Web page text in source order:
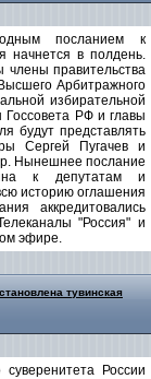
посланием к
начнется в полдень.
правительства
Арбитражного
избирательной
РФ и главы
будут представлять
Сергей Пугачев и
Нынешнее послание
к депутатам и
историю оглашения
аккредитовались
"Россия" и
эфире.
тувинская
суверенитета России